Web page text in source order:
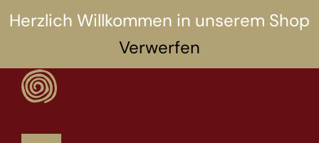
Herzlich Willkommen in unserem Shop
Verwerfen
Inhalt